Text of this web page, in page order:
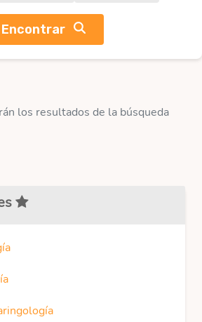
Encontrar
los resultados de la búsqueda